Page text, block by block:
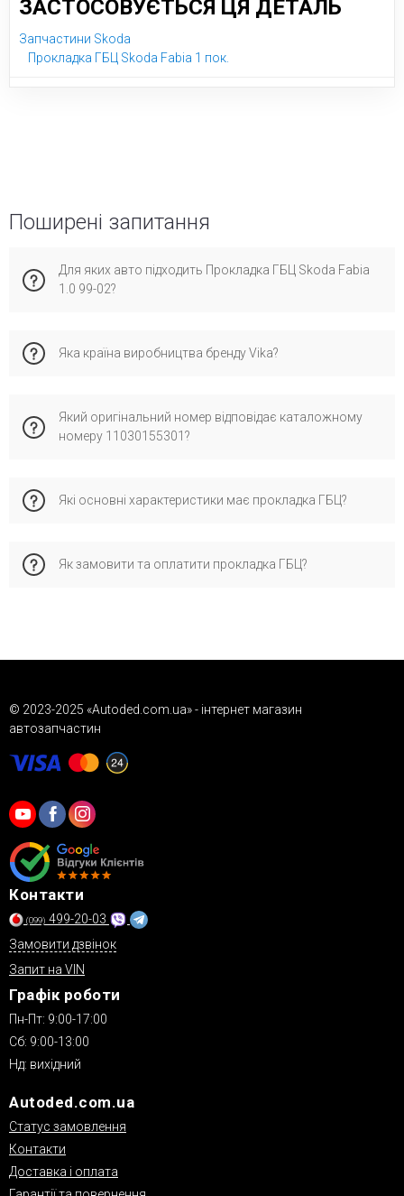
ЗАСТОСОВУЄТЬСЯ ЦЯ ДЕТАЛЬ
Запчастини Skoda
Прокладка ГБЦ Skoda Fabia 1 пок.
Поширені запитання
Для яких авто підходить Прокладка ГБЦ Skoda Fabia
1.0 99-02?
перевірити по VIN-коду для максимальної точності підбору,
Яка країна виробництва бренду Vika?
спеціалізується на сертифікованих запчастинах для
європейських автомобілів. Його обирають за надійну
Який оригінальний номер відповідає каталожному
номеру 11030155301?
оригінальний номер OEM: 047103383B, який офіційно
Які основні характеристики має прокладка ГБЦ?
Це дозволяє забезпечити правильну сумісність і стабільну
Як замовити та оплатити прокладка ГБЦ?
© 2023-2025 «Autoded.com.ua» - інтернет магазин
автозапчастин
Контакти
(099) 499-20-03
Замовити дзвінок
Запит на VIN
Графік роботи
Пн-Пт: 9:00-17:00
Сб: 9:00-13:00
Нд: вихідний
Autoded.com.ua
Статус замовлення
Контакти
Доставка і оплата